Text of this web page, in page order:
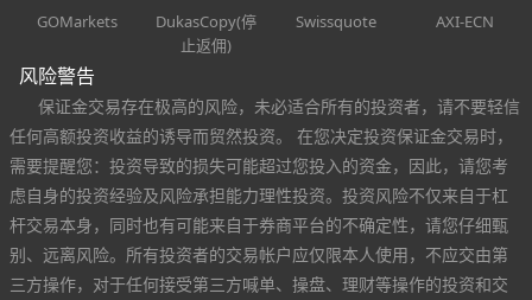
GOMarkets
DukasCopy(停
止返佣)
Swissquote AXI-ECN
风险警告
保证金交易存在极高的风险，未必适合所有的投资者，请不要轻信
任何高额投资收益的诱导而贸然投资。 在您决定投资保证金交易时，
需要提醒您：投资导致的损失可能超过您投入的资金，因此，请您考
虑自身的投资经验及风险承担能力理性投资。投资风险不仅来自于杠
杆交易本身，同时也有可能来自于券商平台的不确定性，请您仔细甄
别、远离风险。所有投资者的交易帐户应仅限本人使用，不应交由第
三方操作，对于任何接受第三方喊单、操盘、理财等操作的投资和交